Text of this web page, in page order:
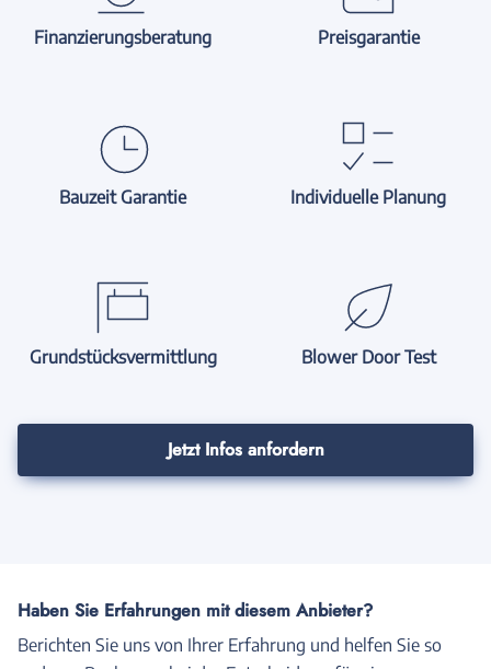
Finanzierungsberatung Preisgarantie
Bauzeit Garantie Individuelle Planung
Grundstücksvermittlung Blower Door Test
Jetzt Infos anfordern
Haben Sie Erfahrungen mit diesem Anbieter?
Berichten Sie uns von Ihrer Erfahrung und helfen Sie so